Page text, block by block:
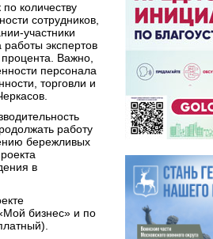
количеству
сотрудников,
участники
экспертов
Важно,
персонала
торговли и
работу
бережливых
в
бизнес» и по